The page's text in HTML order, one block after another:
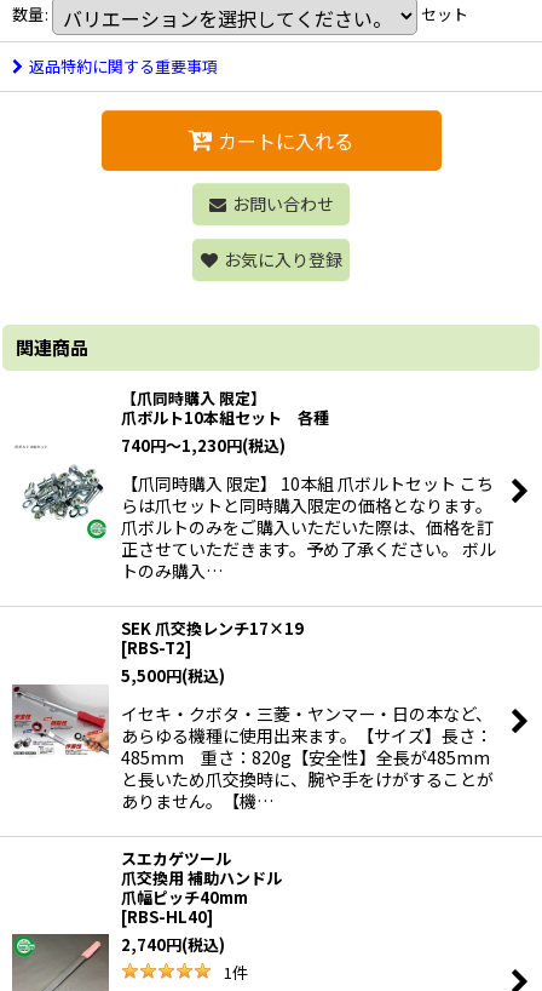
数量: セット
返品特約に関する重要事項
カートに入れる
お問い合わせ
お気に入り登録
関連商品
【爪同時購入 限定】
爪ボルト10本組セット 各種
740円～1,230円(税込)
【爪同時購入 限定】 10本組 爪ボルトセット こち
らは爪セットと同時購入限定の価格となります。
爪ボルトのみをご購入いただいた際は、価格を訂
正させていただきます。予め了承ください。 ボル
トのみ購入…
SEK 爪交換レンチ17×19
[RBS-T2]
5,500円(税込)
イセキ・クボタ・三菱・ヤンマー・日の本など、
あらゆる機種に使用出来ます。【サイズ】長さ：
485mm 重さ：820g【安全性】全長が485mm
と長いため爪交換時に、腕や手をけがすることが
ありません。【機…
スエカゲツール
爪交換用 補助ハンドル
爪幅ピッチ40mm
[RBS-HL40]
2,740円(税込)
1件